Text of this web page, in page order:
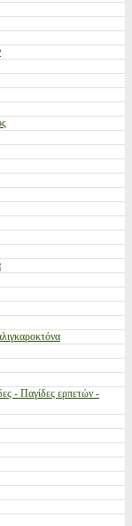
- Παγίδες ερπετών -